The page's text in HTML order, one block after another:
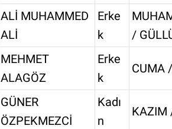
ALİ MUHAMMED
ALİ
Erke
k
/
MEHMET
ALAGÖZ
Erke
k
CUMA
GÜNER
ÖZPEKMEZCİ
Kadı
n
KAZIM